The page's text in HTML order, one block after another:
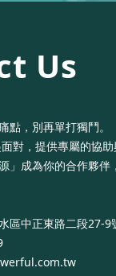
Us
點，別再單打獨鬥。
對，提供專屬的協助
」成為你的合作夥伴
區中正東路二段27-9